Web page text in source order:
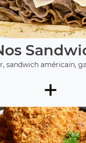
sandwich américain,
+